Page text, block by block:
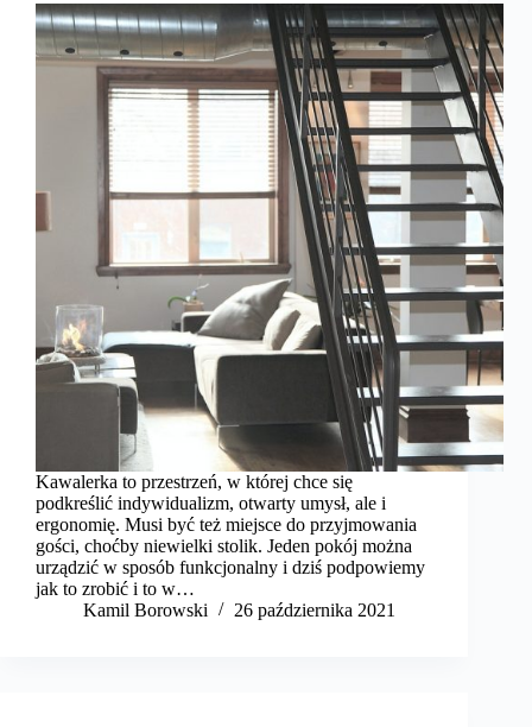
Kawalerka to przestrzeń, w której chce się
podkreślić indywidualizm, otwarty umysł, ale i
ergonomię. Musi być też miejsce do przyjmowania
gości, choćby niewielki stolik. Jeden pokój można
urządzić w sposób funkcjonalny i dziś podpowiemy
jak to zrobić i to w…
Kamil Borowski
26 października 2021